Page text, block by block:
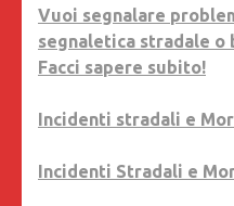
Vuoi segnalare
segnaletica stradale o
Facci sapere subito!
Incidenti stradali e
Incidenti Stradali e